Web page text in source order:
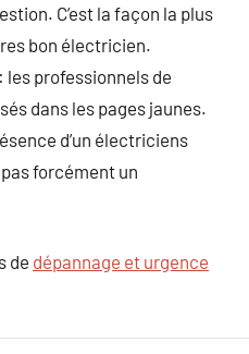
C’est la façon la plus
bon électricien.
les professionnels de
dans les pages jaunes.
d’un électriciens
pas forcément un
de dépannage et urgence